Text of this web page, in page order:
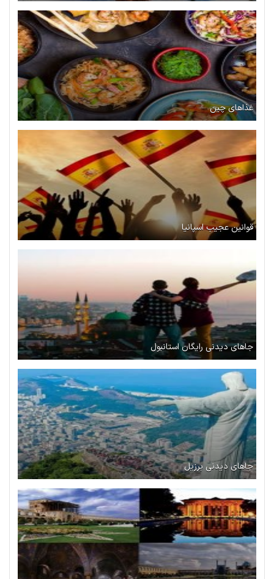
غذاهای چین
قوانین عجیب اسپانیا
جاهای دیدنی رایگان استانبول
جاهای دیدنی برزیل